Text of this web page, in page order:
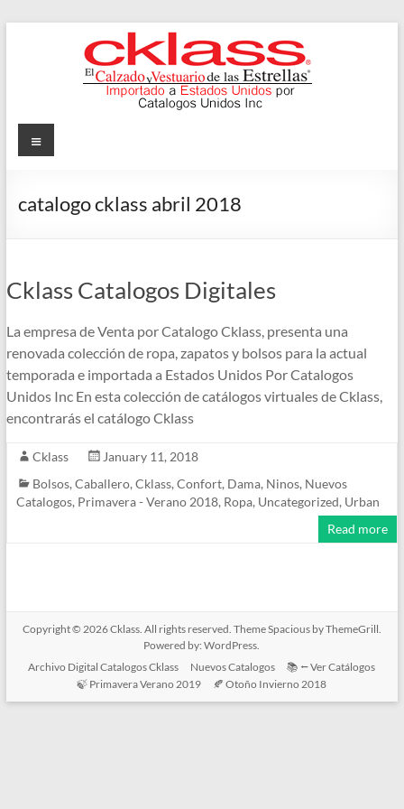
Cklass
y
Estrellas
Menu
catalogo cklass abril 2018
Cklass Catalogos Digitales
La empresa de Venta por Catalogo Cklass, presenta una
renovada colección de ropa, zapatos y bolsos para la actual
temporada e importada a Estados Unidos Por Catalogos
Unidos Inc En esta colección de catálogos virtuales de Cklass,
encontrarás el catálogo Cklass
Cklass
January 11, 2018
Bolsos, Caballero, Cklass, Confort, Dama, Ninos, Nuevos
Catalogos, Primavera - Verano 2018, Ropa, Uncategorized, Urban
Read more
Copyright © 2026Cklass. All rights reserved. ThemeSpaciousby ThemeGrill.
Powered by:WordPress.
Archivo Digital Catalogos Cklass
Nuevos Catalogos
📚 ⭠ Ver Catálogos
🍃 Primavera Verano 2019
🍂 Otoño Invierno 2018